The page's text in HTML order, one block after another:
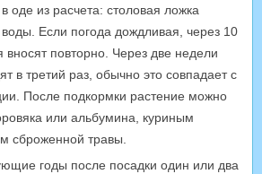
оде из расчета: столовая ложка
Если погода дождливая, через 10
повторно. Через две недели
в третий раз, обычно это совпадает с
После подкормки растение можно
или альбумина, куриным
сброженной травы.
годы после посадки один или два